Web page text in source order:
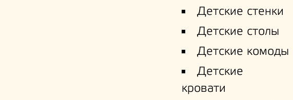
Детские стенки
Детские столы
Детские комоды
Детские
кровати